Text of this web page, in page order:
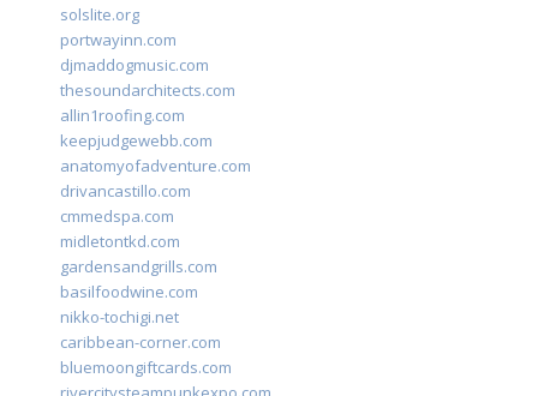
solslite.org
portwayinn.com
djmaddogmusic.com
thesoundarchitects.com
allin1roofing.com
keepjudgewebb.com
anatomyofadventure.com
drivancastillo.com
cmmedspa.com
midletontkd.com
gardensandgrills.com
basilfoodwine.com
nikko-tochigi.net
caribbean-corner.com
bluemoongiftcards.com